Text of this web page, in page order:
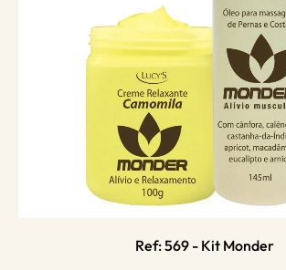
Ref: 569 - Kit Monder